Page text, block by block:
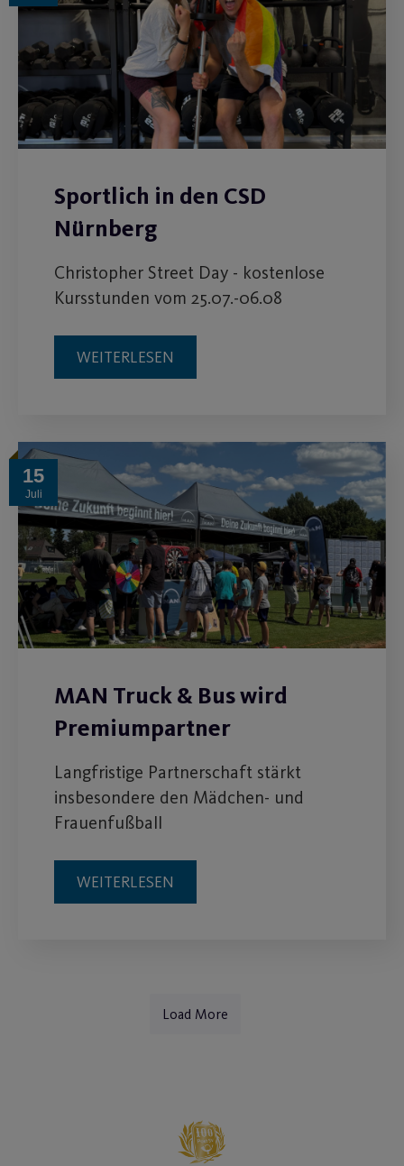
Sportlich in den CSD
Nürnberg
Christopher Street Day - kostenlose
Kursstunden vom 25.07.-06.08
WEITERLESEN
15
Juli
MAN Truck & Bus wird
Premiumpartner
Langfristige Partnerschaft stärkt
insbesondere den Mädchen- und
Frauenfußball
WEITERLESEN
Load More